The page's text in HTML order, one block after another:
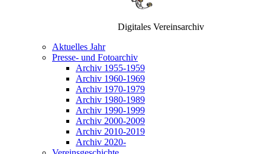
Digitales Vereinsarchiv
Aktuelles Jahr
Presse- und Fotoarchiv
Archiv 1955-1959
Archiv 1960-1969
Archiv 1970-1979
Archiv 1980-1989
Archiv 1990-1999
Archiv 2000-2009
Archiv 2010-2019
Archiv 2020-